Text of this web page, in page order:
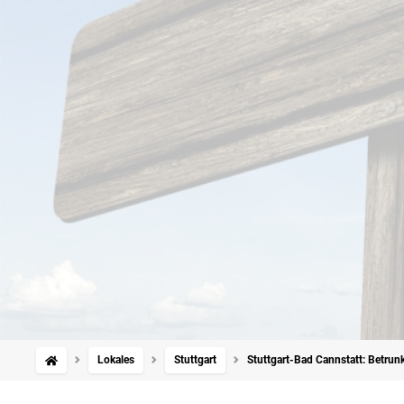
Lokales Stuttgart Stuttgart-Bad Cannstatt: